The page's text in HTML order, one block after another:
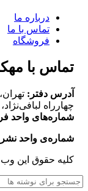
درباره ما
تماس با ما
فروشگاه
تماس با
آدرس دفتر:
چهارراه لبافی‌نژاد،
شماره‌های واحد
شماره‌‌ی واحد
کلیه حقوق این